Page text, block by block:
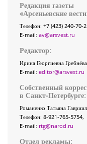
Редакция газеты
«Арсеньевские вести
Телефон: +7 (423) 240-70-
E-mail: av@arsvest.ru
Редактор:
Ирина Георгиевна
E-mail: editor@arsvest.ru
Собственный
в Санкт-Петербурге:
Романенко Татьяна
Телефон: 8-921-765-5754,
E-mail: rtg@narod.ru
Отдел рекламы: